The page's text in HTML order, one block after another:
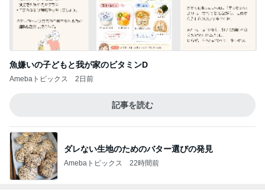
魚嫌いの子どもと我が家のビタミンD
Amebaトピックス 2日前
記事を読む
ダレない生地のためのバター選びの発見
Amebaトピックス 22時間前